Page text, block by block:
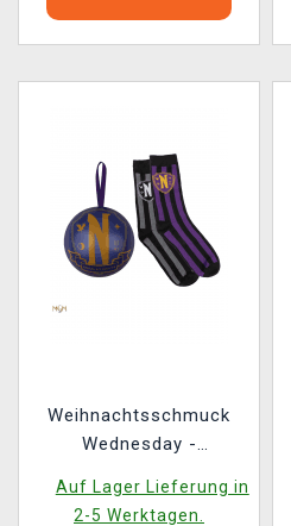
Weihnachtsschmuck
Wednesday -
(Socken im Inneren)
Auf Lager Lieferung in
2-5 Werktagen.